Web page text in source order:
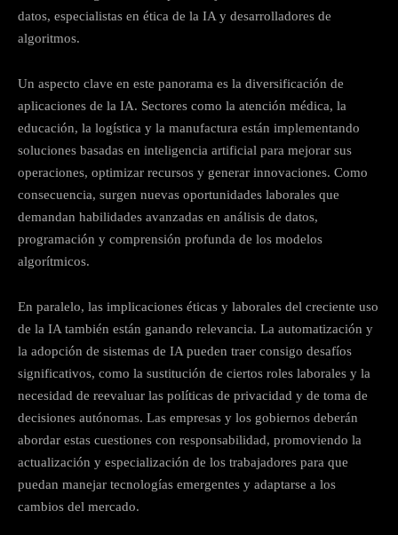
datos, especialistas en ética de la IA y desarrolladores de
algoritmos.
Un aspecto clave en este panorama es la diversificación de
aplicaciones de la IA. Sectores como la atención médica, la
educación, la logística y la manufactura están implementando
soluciones basadas en inteligencia artificial para mejorar sus
operaciones, optimizar recursos y generar innovaciones. Como
consecuencia, surgen nuevas oportunidades laborales que
demandan habilidades avanzadas en análisis de datos,
programación y comprensión profunda de los modelos
algorítmicos.
En paralelo, las implicaciones éticas y laborales del creciente uso
de la IA también están ganando relevancia. La automatización y
la adopción de sistemas de IA pueden traer consigo desafíos
significativos, como la sustitución de ciertos roles laborales y la
necesidad de reevaluar las políticas de privacidad y de toma de
decisiones autónomas. Las empresas y los gobiernos deberán
abordar estas cuestiones con responsabilidad, promoviendo la
actualización y especialización de los trabajadores para que
puedan manejar tecnologías emergentes y adaptarse a los
cambios del mercado.